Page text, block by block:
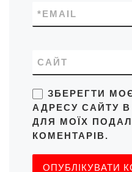
EMAIL
*
САЙТ
ЗБЕРЕГТИ
АДРЕСУ САЙТУ В
ДЛЯ МОЇХ
КОМЕНТАРІВ.